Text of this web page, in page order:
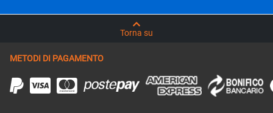
Torna su
METODI DI PAGAMENTO